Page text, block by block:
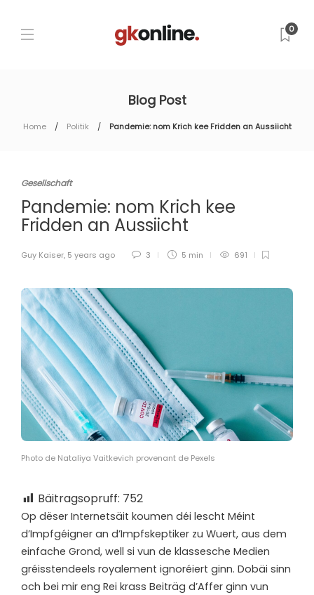
0
Blog Post
Home Politik Pandemie: nom Krich kee Fridden an Aussiicht
Gesellschaft
Pandemie: nom Krich kee
Fridden an Aussiicht
Guy Kaiser, 5 years ago 3 5 min 691
Photo de Nataliya Vaitkevich provenant de Pexels
Bäitragsopruff: 752
Op dëser Internetsäit koumen déi lescht Méint
d’Impfgéigner an d’Impfskeptiker zu Wuert, aus dem
einfache Grond, well si vun de klassesche Medien
gréisstendeels royalement ignoréiert ginn. Dobäi sinn
och bei mir eng Rei krass Beiträg d’Affer ginn vun